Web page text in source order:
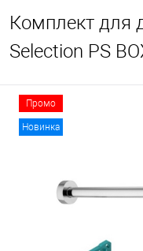
Комплект для
Selection PS
Промо
Новинка